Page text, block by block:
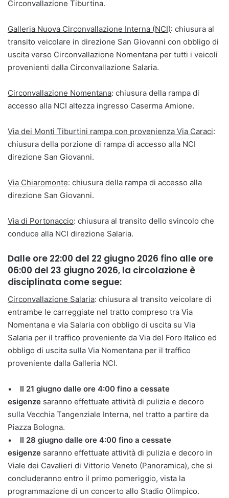
Circonvallazione Tiburtina.
Galleria Nuova Circonvallazione Interna (NCI): chiusura al
transito veicolare in direzione San Giovanni con obbligo di
uscita verso Circonvallazione Nomentana per tutti i veicoli
provenienti dalla Circonvallazione Salaria.
Circonvallazione Nomentana: chiusura della rampa di
accesso alla NCI altezza ingresso Caserma Amione.
Via dei Monti Tiburtini rampa con provenienza Via Caraci:
chiusura della porzione di rampa di accesso alla NCI
direzione San Giovanni.
Via Chiaromonte: chiusura della rampa di accesso alla
direzione San Giovanni.
Via di Portonaccio: chiusura al transito dello svincolo che
conduce alla NCI direzione Salaria.
Dalle ore 22:00 del 22 giugno 2026 fino alle ore
06:00 del 23 giugno 2026, la circolazione è
disciplinata come segue:
Circonvallazione Salaria: chiusura al transito veicolare di
entrambe le carreggiate nel tratto compreso tra Via
Nomentana e via Salaria con obbligo di uscita su Via
Salaria per il traffico proveniente da Via del Foro Italico ed
obbligo di uscita sulla Via Nomentana per il traffico
proveniente dalla Galleria NCI.
• Il 21 giugno dalle ore 4:00 fino a cessate
esigenze saranno effettuate attività di pulizia e decoro
sulla Vecchia Tangenziale Interna, nel tratto a partire da
Piazza Bologna.
• Il 28 giugno dalle ore 4:00 fino a cessate
esigenze saranno effettuate attività di pulizia e decoro in
Viale dei Cavalieri di Vittorio Veneto (Panoramica), che si
concluderanno entro il primo pomeriggio, vista la
programmazione di un concerto allo Stadio Olimpico.